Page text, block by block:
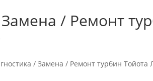
/ Ремонт
/ Замена / Ремонт турбин Тойота